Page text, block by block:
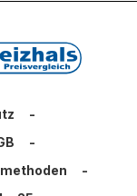
-
-
-